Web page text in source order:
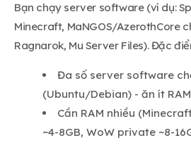
Bạn chạy server software (ví dụ:
Minecraft, MaNGOS/AzerothCore
Ragnarok, Mu Server Files). Đặc
Đa số server software
(Ubuntu/Debian) - ăn ít
Cần RAM nhiều
~4-8GB, WoW private ~8-